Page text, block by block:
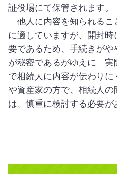
証役場にて保管されます。
他人に内容を知られるこ
に適していますが、開封
要であるため、手続きが
が秘密であるがゆえに、実
で相続人に内容が伝わり
や資産家の方で、相続人
は、慎重に検討する必要が